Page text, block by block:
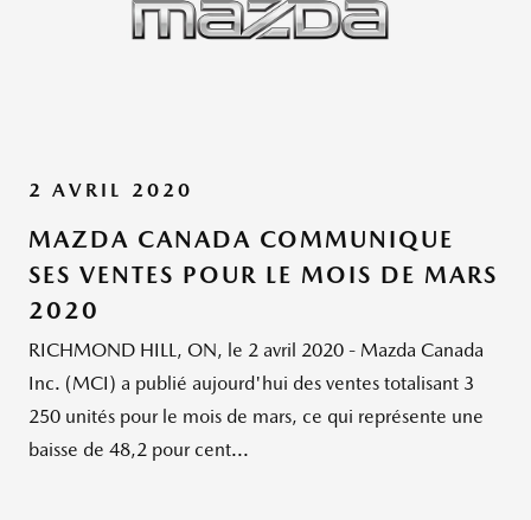
2 AVRIL 2020
MAZDA CANADA COMMUNIQUE
SES VENTES POUR LE MOIS DE MARS
2020
RICHMOND HILL, ON, le 2 avril 2020 - Mazda Canada
Inc. (MCI) a publié aujourd'hui des ventes totalisant 3
250 unités pour le mois de mars, ce qui représente une
baisse de 48,2 pour cent...